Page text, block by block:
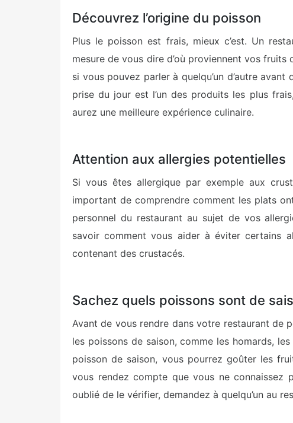
Découvrez l’origine du poisson
Plus le poisson est frais, mieux c’est. Un
mesure de vous dire d’où proviennent vos
si vous pouvez parler à quelqu’un d’autre
prise du jour est l’un des produits les plus
aurez une meilleure expérience culinaire.
Attention aux allergies potentielles
Si vous êtes allergique par exemple aux
important de comprendre comment les plats
personnel du restaurant au sujet de vos
savoir comment vous aider à éviter certains
contenant des crustacés.
Sachez quels poissons sont de
Avant de vous rendre dans votre restaurant de
les poissons de saison, comme les homards,
poisson de saison, vous pourrez goûter les
vous rendez compte que vous ne connaissez
oublié de le vérifier, demandez à quelqu’un au